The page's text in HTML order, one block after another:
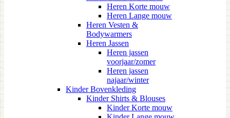
Heren Korte mouw
Heren Lange mouw
Heren Vesten &
Bodywarmers
Heren Jassen
Heren jassen
voorjaar/zomer
Heren jassen
najaar/winter
Kinder Bovenkleding
Kinder Shirts & Blouses
Kinder Korte mouw